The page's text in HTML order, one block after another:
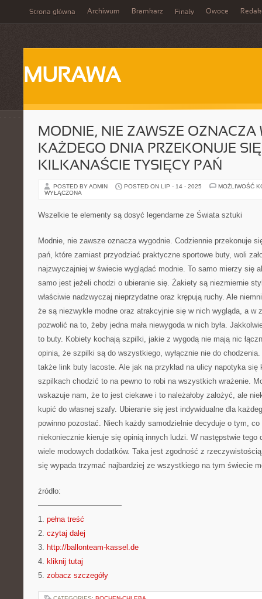
Strona główna Archiwum Bramkarz Finały Owoce
MURAWA
MODNIE, NIE ZAWSZE OZNACZA
KAŻDEGO DNIA PRZEKONUJE
KILKANAŚCIE TYSIĘCY PAŃ
POSTED BY ADMIN POSTED ON LIP - 14 - 2025
MOŻLIWOŚĆ
WYŁĄCZONA
Wszelkie te elementy są dosyć legendarne ze Świata sztuki
Modnie, nie zawsze oznacza wygodnie. Codziennie przekonuje
pań, które zamiast przyodziać praktyczne sportowe buty, woli
najzwyczajniej w świecie wyglądać modnie. To samo mierzy się
samo jest jeżeli chodzi o ubieranie się. Żakiety są niezmiernie
właściwie nadzwyczaj nieprzydatne oraz krępują ruchy. Ale
że są niezwykle modne oraz atrakcyjnie się w nich wygląda, a w
pozwolić na to, żeby jedna mała niewygoda w nich była.
to buty. Kobiety kochają szpilki, jakie z wygodą nie mają nic
opinia, że szpilki są do wszystkiego, wyłącznie nie do
także link buty lacoste. Ale jak na przykład na ulicy napotyka się
szpilkach chodzić to na pewno to robi na wszystkich wrażenie.
wskazuje nam, że to jest ciekawe i to należałoby założyć, ale
kupić do własnej szafy. Ubieranie się jest indywidualne dla
powinno pozostać. Niech każdy samodzielnie decyduje o tym, co
niekoniecznie kieruje się opinią innych ludzi. W następstwie tego
wiele modowych dodatków. Taka jest zgodność z
się wypada trzymać najbardziej ze wszystkiego na tym świecie
źródło:
———————————
1. pełna treść
2. czytaj dalej
3. http://ballonteam-kassel.de
4. kliknij tutaj
5. zobacz szczegóły